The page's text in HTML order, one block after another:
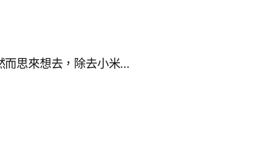
而思來想去，除去小米…